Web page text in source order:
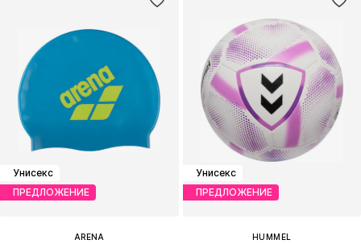
Унисекс
ПРЕДЛОЖЕНИЕ
ARENA
Унисекс
ПРЕДЛОЖЕНИЕ
HUMMEL